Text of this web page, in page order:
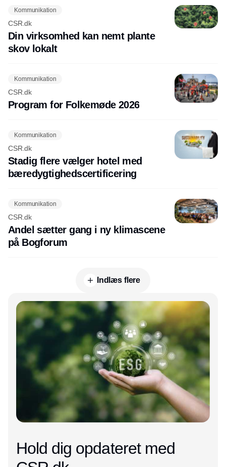
Kommunikation
CSR.dk
Din virksomhed kan nemt plante
skov lokalt
Kommunikation
CSR.dk
Program for Folkemøde 2026
Kommunikation
CSR.dk
Stadig flere vælger hotel med
bæredygtighedscertificering
Kommunikation
CSR.dk
Andel sætter gang i ny klimascene
på Bogforum
Indlæs flere
Annonce
Hold dig opdateret med